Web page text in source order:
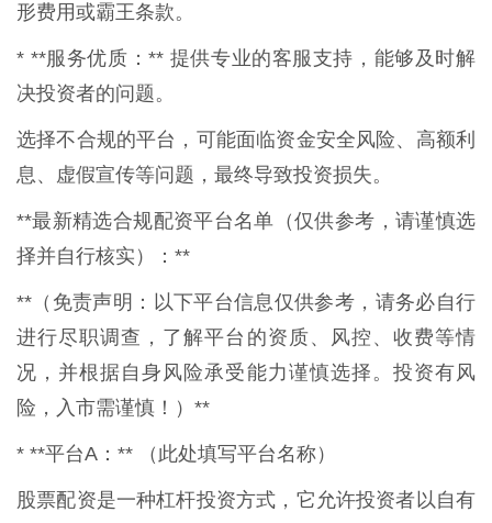
形费用或霸王条款。
* **服务优质：** 提供专业的客服支持，能够及时解
决投资者的问题。
选择不合规的平台，可能面临资金安全风险、高额利
息、虚假宣传等问题，最终导致投资损失。
**最新精选合规配资平台名单（仅供参考，请谨慎选
择并自行核实）：**
**（免责声明：以下平台信息仅供参考，请务必自行
进行尽职调查，了解平台的资质、风控、收费等情
况，并根据自身风险承受能力谨慎选择。投资有风
险，入市需谨慎！）**
* **平台A：** （此处填写平台名称）
股票配资是一种杠杆投资方式，它允许投资者以自有